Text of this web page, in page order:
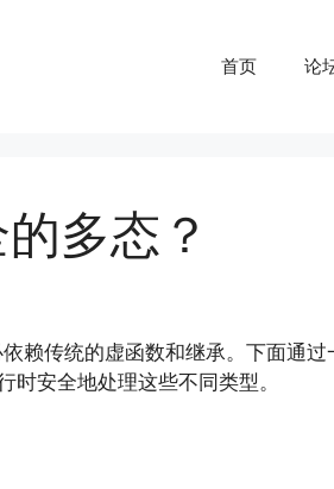
首页 论
多态？
赖传统的虚函数和继承。下面通过
安全地处理这些不同类型。